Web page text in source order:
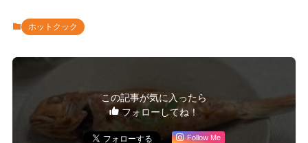
ホットクック
この記事が気に入ったら
フォローしてね！
Follow Me